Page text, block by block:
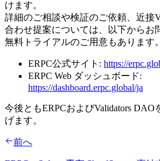
けます。
詳細のご相談や検証のご依頼、近接
合わせ提案については、以下からお
無料トライアルのご用意もあります。
ERPC公式サイト: https://
ERPC Web ダッシュボード:
https://dashboard.erpc.global/ja
今後ともERPCおよびValidators
げます。
前へ